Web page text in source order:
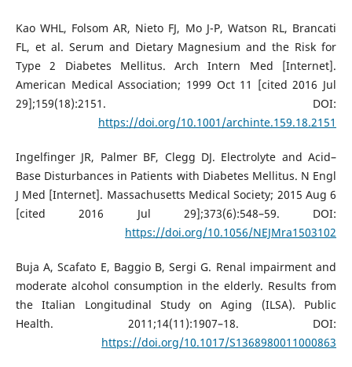
Kao WHL, Folsom AR, Nieto FJ, Mo J-P, Watson RL, Brancati
FL, et al. Serum and Dietary Magnesium and the Risk for
Type 2 Diabetes Mellitus. Arch Intern Med [Internet].
American Medical Association; 1999 Oct 11 [cited 2016 Jul
29];159(18):2151. DOI:
https://doi.org/10.1001/archinte.159.18.2151
Ingelfinger JR, Palmer BF, Clegg DJ. Electrolyte and Acid–
Base Disturbances in Patients with Diabetes Mellitus. N Engl
J Med [Internet]. Massachusetts Medical Society; 2015 Aug 6
[cited 2016 Jul 29];373(6):548–59. DOI:
https://doi.org/10.1056/NEJMra1503102
Buja A, Scafato E, Baggio B, Sergi G. Renal impairment and
moderate alcohol consumption in the elderly. Results from
the Italian Longitudinal Study on Aging (ILSA). Public
Health. 2011;14(11):1907–18. DOI:
https://doi.org/10.1017/S1368980011000863